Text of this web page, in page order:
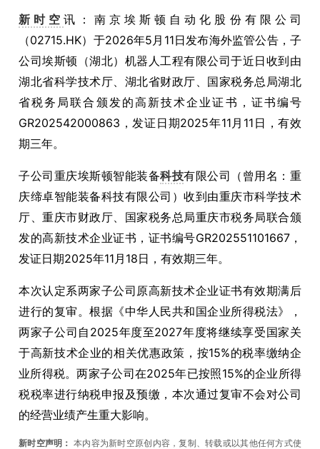
新时空讯：南京埃斯顿自动化股份有限公司
（02715.HK）于2026年5月11日发布海外监管公告，子
公司埃斯顿（湖北）机器人工程有限公司于近日收到由
湖北省科学技术厅、湖北省财政厅、国家税务总局湖北
省税务局联合颁发的高新技术企业证书，证书编号
GR202542000863，发证日期2025年11月11日，有效
期三年。
子公司重庆埃斯顿智能装备科技有限公司（曾用名：重
庆缔卓智能装备科技有限公司）收到由重庆市科学技术
厅、重庆市财政厅、国家税务总局重庆市税务局联合颁
发的高新技术企业证书，证书编号GR202551101667，
发证日期2025年11月18日，有效期三年。
本次认定系两家子公司原高新技术企业证书有效期满后
进行的复审。根据《中华人民共和国企业所得税法》，
两家子公司自2025年度至2027年度将继续享受国家关
于高新技术企业的相关优惠政策，按15%的税率缴纳企
业所得税。两家子公司在2025年已按照15%的企业所得
税税率进行纳税申报及预缴，本次通过复审不会对公司
的经营业绩产生重大影响。
新时空声明： 本内容为新时空原创内容，复制、转载或以其他任何方式使